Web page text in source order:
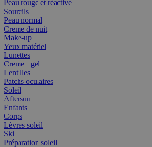
Peau rouge et réactive
Sourcils
Peau normal
Creme de nuit
Make-up
Yeux matériel
Lunettes
Creme - gel
Lentilles
Patchs oculaires
Soleil
Aftersun
Enfants
Corps
Lèvres soleil
Ski
Préparation soleil